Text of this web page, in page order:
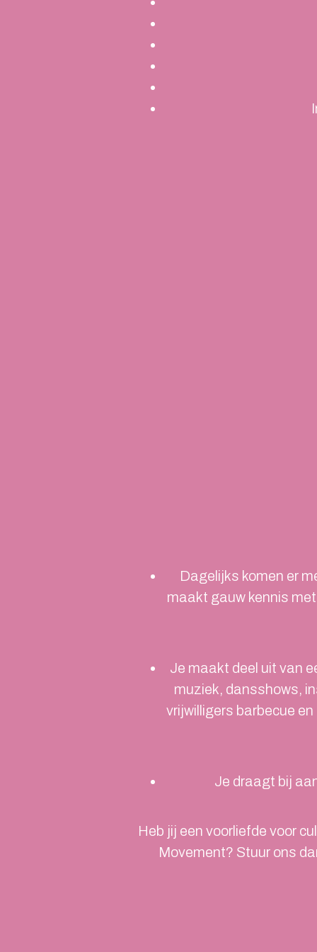
Dagelijks komen er
maakt gauw kennis
Je maakt deel uit van
muziek, dansshows,
vrijwilligers barbecue
Je draagt bij
Heb jij een voorliefde voor
Movement? Stuur ons